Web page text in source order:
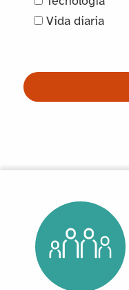
Vida diaria